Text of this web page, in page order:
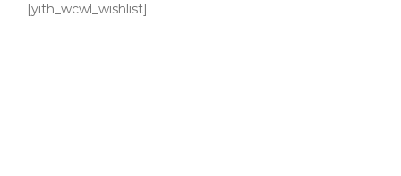
[yith_wcwl_wishlist]